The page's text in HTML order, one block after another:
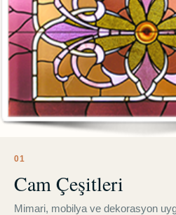
01
Cam Çeşitleri
Mimari, mobilya ve dekorasyon